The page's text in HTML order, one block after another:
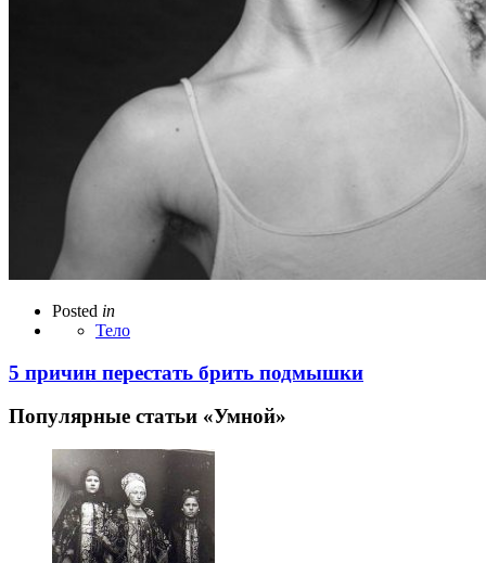
Posted in
Тело
5 причин перестать брить подмышки
Популярные статьи «Умной»